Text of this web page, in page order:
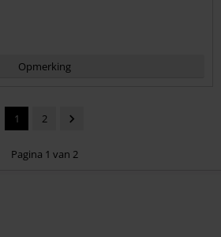
Opmerking
1 2
Pagina 1 van 2